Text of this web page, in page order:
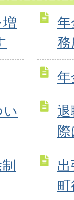
年
務
年
い